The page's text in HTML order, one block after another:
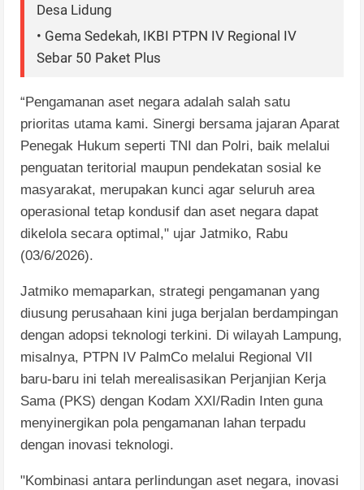
Desa Lidung
• Gema Sedekah, IKBI PTPN IV Regional IV
Sebar 50 Paket Plus
“Pengamanan aset negara adalah salah satu
prioritas utama kami. Sinergi bersama jajaran Aparat
Penegak Hukum seperti TNI dan Polri, baik melalui
penguatan teritorial maupun pendekatan sosial ke
masyarakat, merupakan kunci agar seluruh area
operasional tetap kondusif dan aset negara dapat
dikelola secara optimal," ujar Jatmiko, Rabu
(03/6/2026).
Jatmiko memaparkan, strategi pengamanan yang
diusung perusahaan kini juga berjalan berdampingan
dengan adopsi teknologi terkini. Di wilayah Lampung,
misalnya, PTPN IV PalmCo melalui Regional VII
baru-baru ini telah merealisasikan Perjanjian Kerja
Sama (PKS) dengan Kodam XXI/Radin Inten guna
menyinergikan pola pengamanan lahan terpadu
dengan inovasi teknologi.
"Kombinasi antara perlindungan aset negara, inovasi